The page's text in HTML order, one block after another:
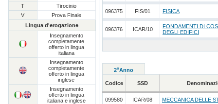
T
Tirocinio
V
Prova Finale
Lingua d'erogazione
Insegnamento
completamente
offerto in lingua
italiana
Insegnamento
completamente
offerto in lingua
inglese
/
Insegnamento
offerto in lingua
italiana e inglese
096375 FIS/01 FISICA
096376 ICAR/10
FONDAMENTI DI
DEGLI EDIFICI
2oAnno
Codice SSD
099580 ICAR/08 MECCANICA DELLE